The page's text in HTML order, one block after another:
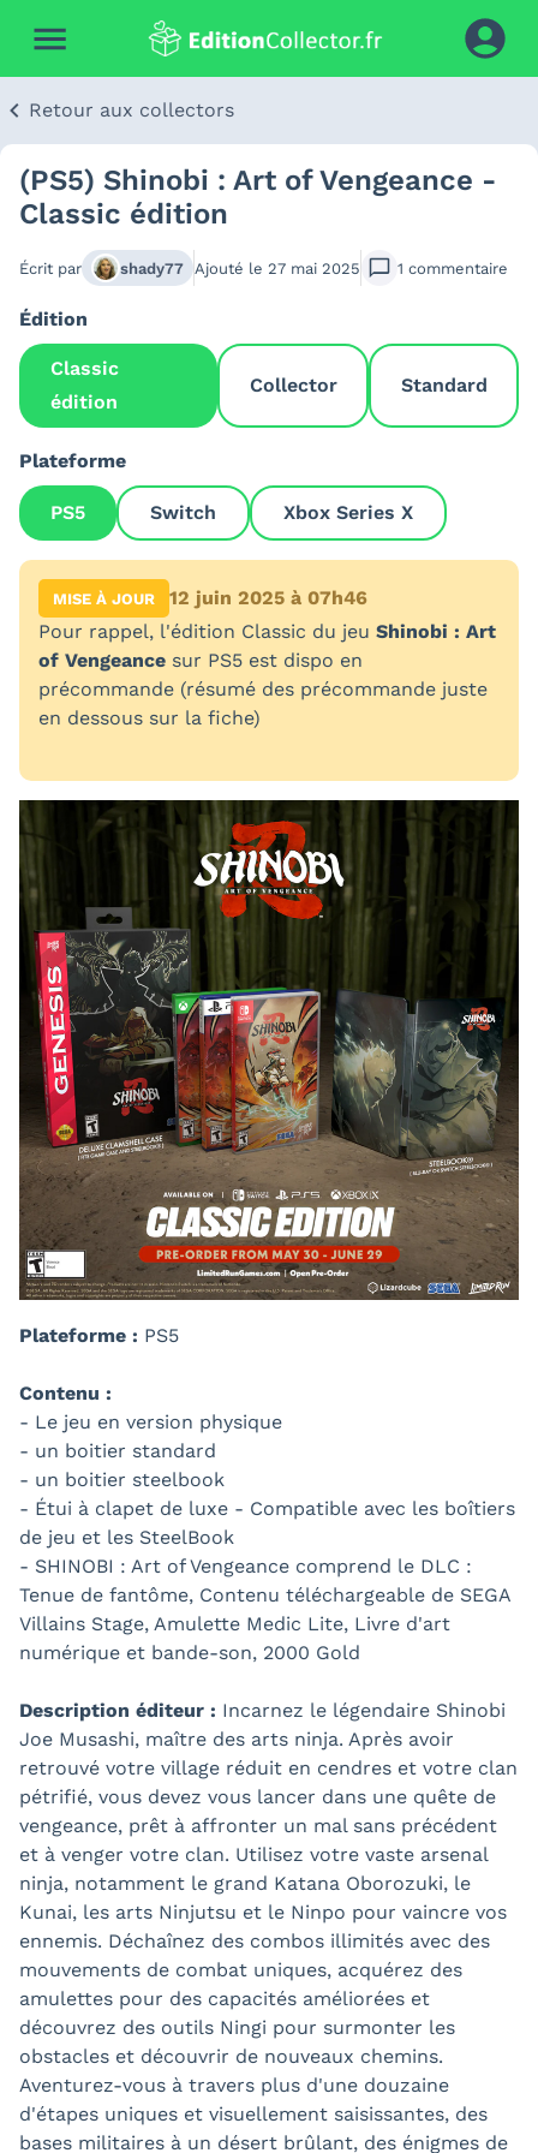
Retour aux collectors
(PS5) Shinobi : Art of Vengeance -
Classic édition
Écrit par shady77 Ajouté le 27 mai 2025 1 commentaire
Édition
Classic
édition
Collector Standard
Plateforme
PS5 Switch Xbox Series X
MISE À JOUR
12 juin 2025 à 07h46
Pour rappel, l'édition Classic du jeu Shinobi : Art
of Vengeance sur PS5 est dispo en
précommande (résumé des précommande juste
en dessous sur la fiche)
Plateforme : PS5
Contenu :
- Le jeu en version physique
- un boitier standard
- un boitier steelbook
- Étui à clapet de luxe - Compatible avec les boîtiers
de jeu et les SteelBook
- SHINOBI : Art of Vengeance comprend le DLC :
Tenue de fantôme, Contenu téléchargeable de SEGA
Villains Stage, Amulette Medic Lite, Livre d'art
numérique et bande-son, 2000 Gold
Description éditeur : Incarnez le légendaire Shinobi
Joe Musashi, maître des arts ninja. Après avoir
retrouvé votre village réduit en cendres et votre clan
pétrifié, vous devez vous lancer dans une quête de
vengeance, prêt à affronter un mal sans précédent
et à venger votre clan. Utilisez votre vaste arsenal
ninja, notamment le grand Katana Oborozuki, le
Kunai, les arts Ninjutsu et le Ninpo pour vaincre vos
ennemis. Déchaînez des combos illimités avec des
mouvements de combat uniques, acquérez des
amulettes pour des capacités améliorées et
découvrez des outils Ningi pour surmonter les
obstacles et découvrir de nouveaux chemins.
Aventurez-vous à travers plus d'une douzaine
d'étapes uniques et visuellement saisissantes, des
bases militaires à un désert brûlant, des énigmes de